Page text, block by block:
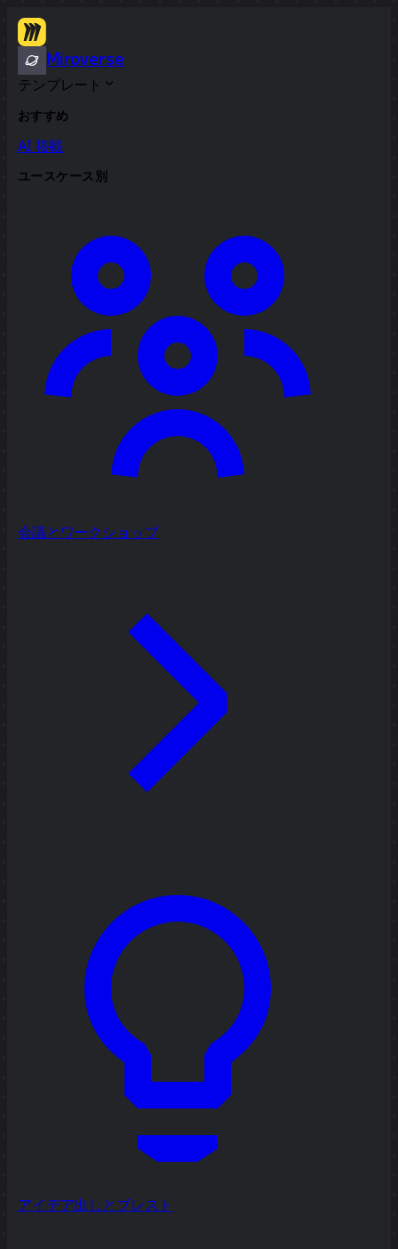
Miroverse
テンプレート
おすすめ
AI 搭載
ユースケース別
会議とワークショップ
アイデア出しとブレスト